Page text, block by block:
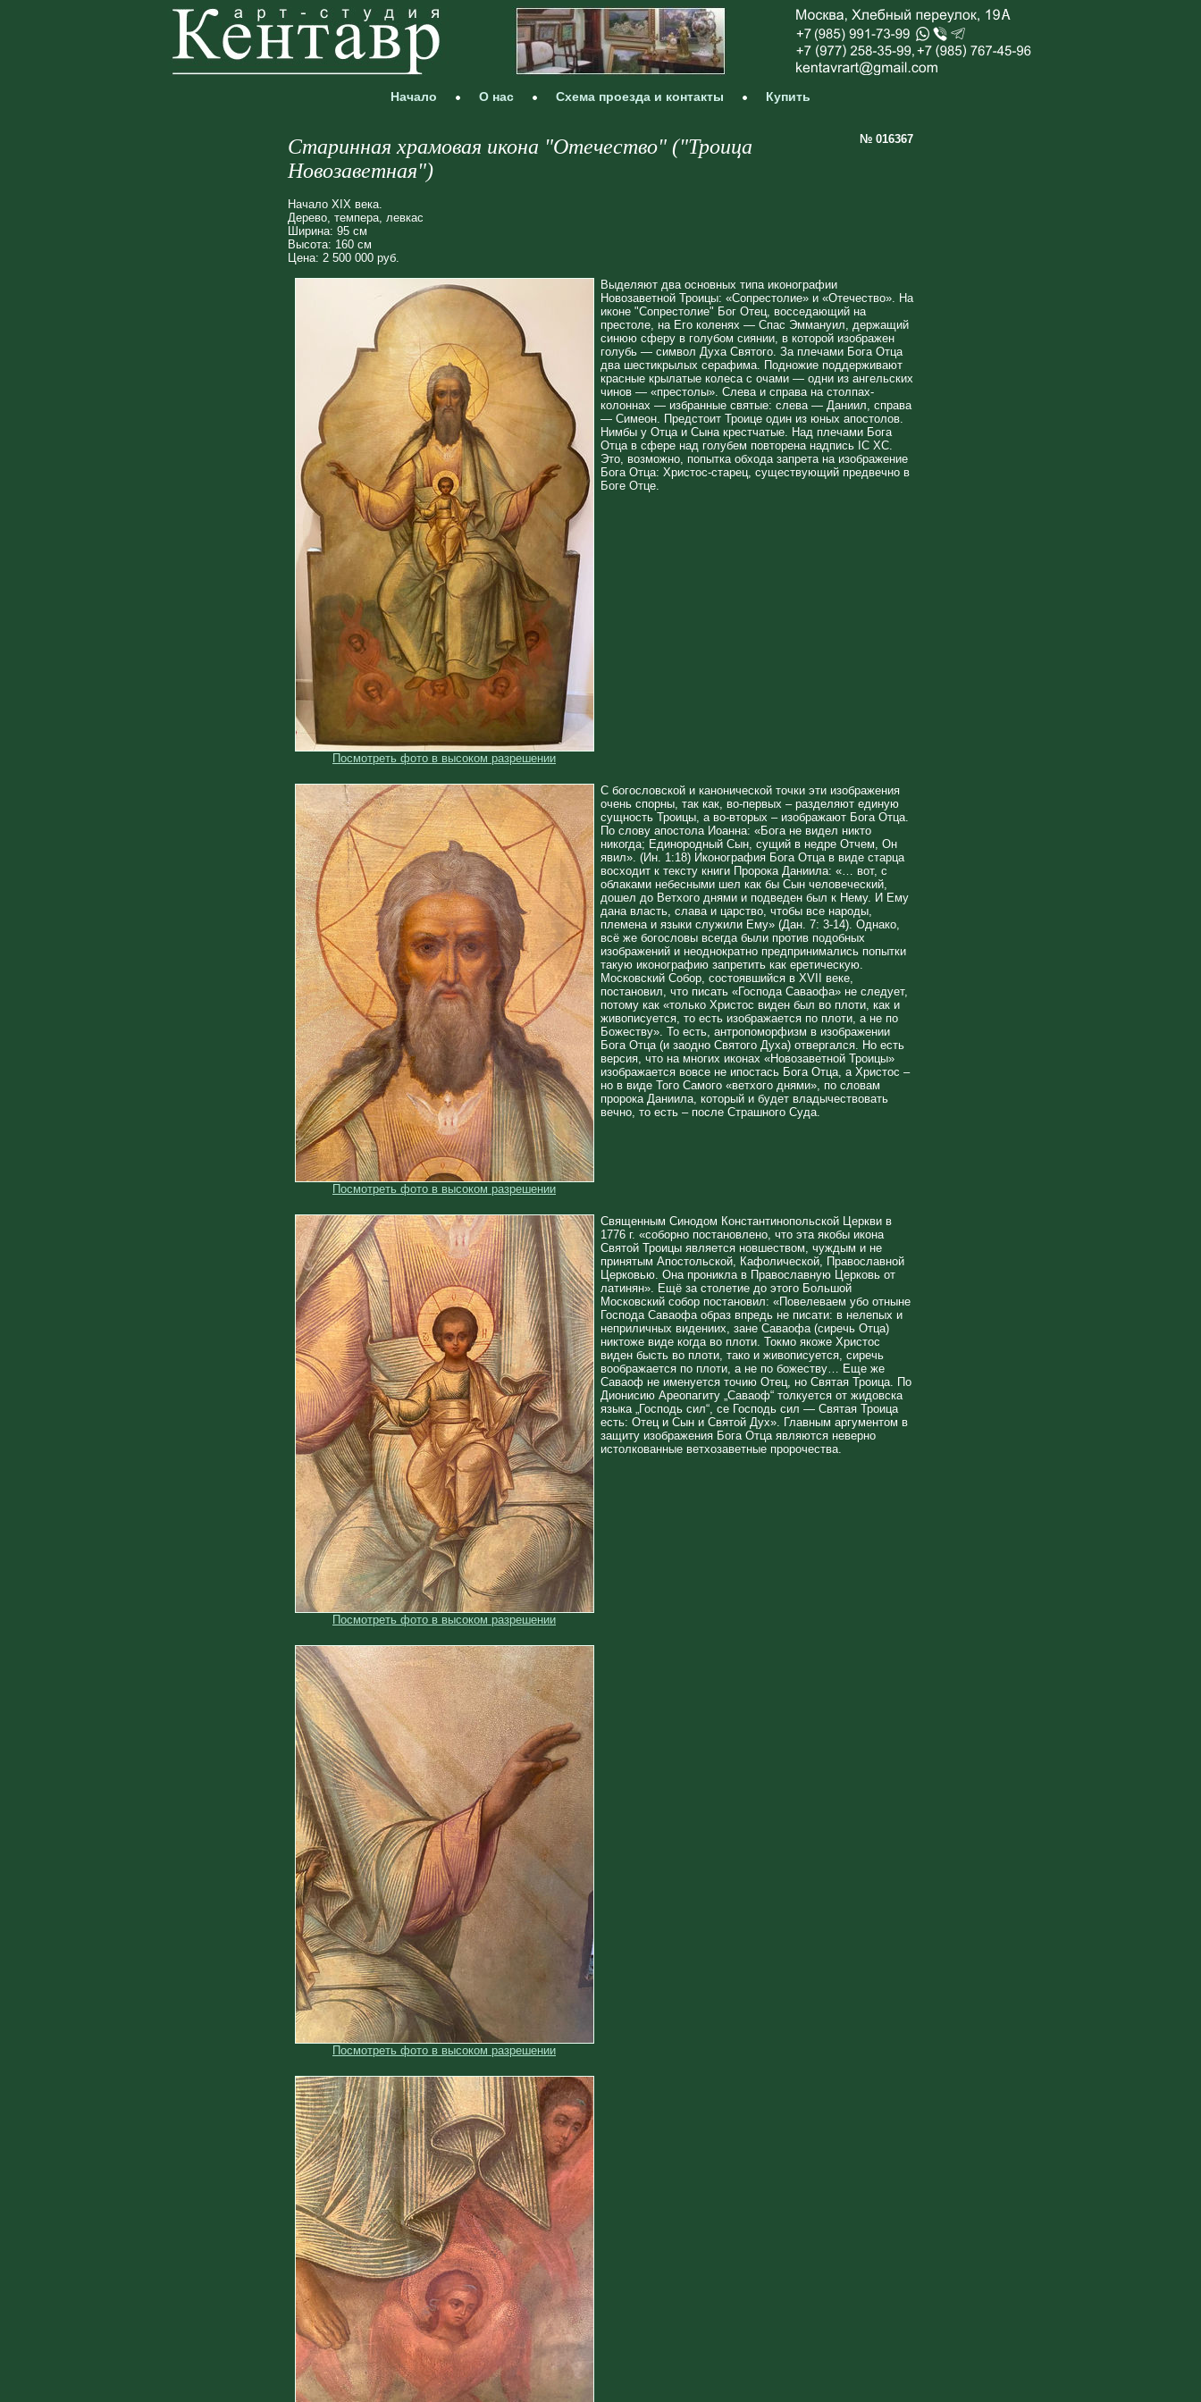
Начало О нас Схема проезда и контакты Купить
Старинная храмовая икона "Отечество" ("Троица
Новозаветная")
Начало XIX века.
Дерево, темпера, левкас
Ширина: 95 см
Высота: 160 см
Цена: 2 500 000 руб.
№ 016367
Посмотреть фото в высоком разрешении
Выделяют два основных типа иконографии
Новозаветной Троицы: «Сопрестолие» и «Отечество». На
иконе "Сопрестолие" Бог Отец, восседающий на
престоле, на Его коленях — Спас Эммануил, держащий
синюю сферу в голубом сиянии, в которой изображен
голубь — символ Духа Святого. За плечами Бога Отца
два шестикрылых серафима. Подножие поддерживают
красные крылатые колеса с очами — одни из ангельских
чинов — «престолы». Слева и справа на столпах-
колоннах — избранные святые: слева — Даниил, справа
— Симеон. Предстоит Троице один из юных апостолов.
Нимбы у Отца и Сына крестчатые. Над плечами Бога
Отца в сфере над голубем повторена надпись IС ХС.
Это, возможно, попытка обхода запрета на изображение
Бога Отца: Христос-старец, существующий предвечно в
Боге Отце.
Посмотреть фото в высоком разрешении
С богословской и канонической точки эти изображения
очень спорны, так как, во-первых – разделяют единую
сущность Троицы, а во-вторых – изображают Бога Отца.
По слову апостола Иоанна: «Бога не видел никто
никогда; Единородный Сын, сущий в недре Отчем, Он
явил». (Ин. 1:18) Иконография Бога Отца в виде старца
восходит к тексту книги Пророка Даниила: «… вот, с
облаками небесными шел как бы Сын человеческий,
дошел до Ветхого днями и подведен был к Нему. И Ему
дана власть, слава и царство, чтобы все народы,
племена и языки служили Ему» (Дан. 7: 3-14). Однако,
всё же богословы всегда были против подобных
изображений и неоднократно предпринимались попытки
такую иконографию запретить как еретическую.
Московский Собор, состоявшийся в XVII веке,
постановил, что писать «Господа Саваофа» не следует,
потому как «только Христос виден был во плоти, как и
живописуется, то есть изображается по плоти, а не по
Божеству». То есть, антропоморфизм в изображении
Бога Отца (и заодно Святого Духа) отвергался. Но есть
версия, что на многих иконах «Новозаветной Троицы»
изображается вовсе не ипостась Бога Отца, а Христос –
но в виде Того Самого «ветхого днями», по словам
пророка Даниила, который и будет владычествовать
вечно, то есть – после Страшного Суда.
Посмотреть фото в высоком разрешении
Священным Синодом Константинопольской Церкви в
1776 г. «соборно постановлено, что эта якобы икона
Святой Троицы является новшеством, чуждым и не
принятым Апостольской, Кафолической, Православной
Церковью. Она проникла в Православную Церковь от
латинян». Ещё за столетие до этого Большой
Московский собор постановил: «Повелеваем убо отныне
Господа Саваофа образ впредь не писати: в нелепых и
неприличных видениих, зане Саваофа (сиречь Отца)
никтоже виде когда во плоти. Токмо якоже Христос
виден бысть во плоти, тако и живописуется, сиречь
воображается по плоти, а не по божеству… Еще же
Саваоф не именуется точию Отец, но Святая Троица. По
Дионисию Ареопагиту „Саваоф“ толкуется от жидовска
языка „Господь сил“, се Господь сил — Святая Троица
есть: Отец и Сын и Святой Дух». Главным аргументом в
защиту изображения Бога Отца являются неверно
истолкованные ветхозаветные пророчества.
Посмотреть фото в высоком разрешении